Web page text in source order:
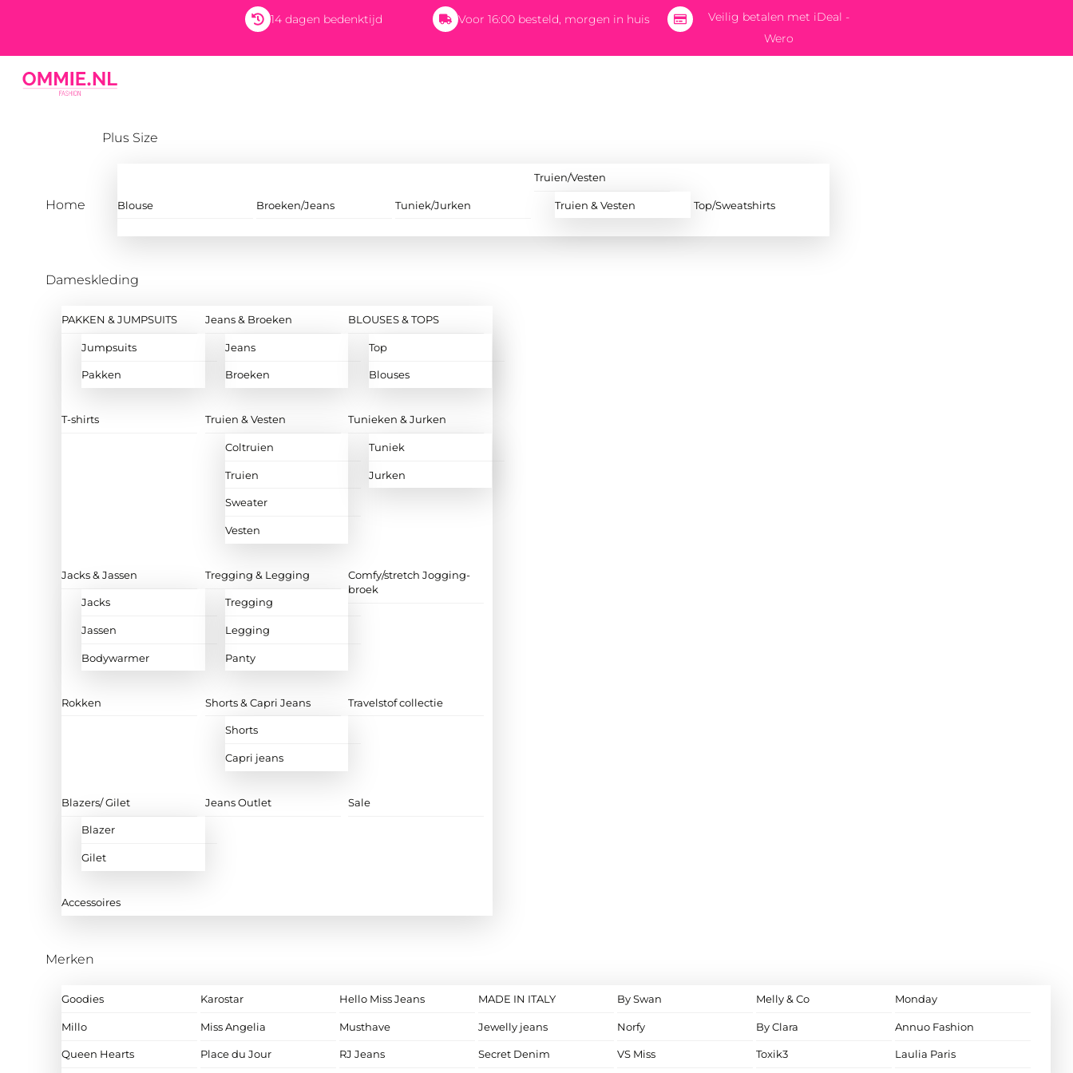
content
14 dagen bedenktijd Voor 16:00 besteld, morgen in huis
Veilig betalen met iDeal -
Wero
Home
Plus Size
Blouse Broeken/Jeans Tuniek/Jurken
Truien/Vesten
Truien & Vesten Top/Sweatshirts
Dameskleding
PAKKEN & JUMPSUITS
Jumpsuits
Pakken
Jeans & Broeken
Jeans
Broeken
BLOUSES & TOPS
Top
Blouses
T-shirts Truien & Vesten
Coltruien
Truien
Sweater
Vesten
Tunieken & Jurken
Tuniek
Jurken
Jacks & Jassen
Jacks
Jassen
Bodywarmer
Tregging & Legging
Tregging
Legging
Panty
Comfy/stretch Jogging-
broek
Rokken Shorts & Capri Jeans
Shorts
Capri jeans
Travelstof collectie
Blazers/ Gilet
Blazer
Gilet
Jeans Outlet Sale
Accessoires
Merken
Goodies Karostar Hello Miss Jeans MADE IN ITALY By Swan Melly & Co Monday
Millo Miss Angelia Musthave Jewelly jeans Norfy By Clara Annuo Fashion
Queen Hearts Place du Jour RJ Jeans Secret Denim VS Miss Toxik3 Laulia Paris